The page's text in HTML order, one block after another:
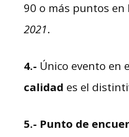
90 o más puntos en
2021.
4.- Único evento en
calidad es el
5.- Punto de